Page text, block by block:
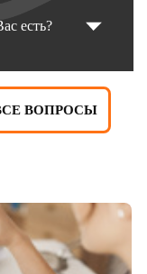
есть?
ВОПРОСЫ